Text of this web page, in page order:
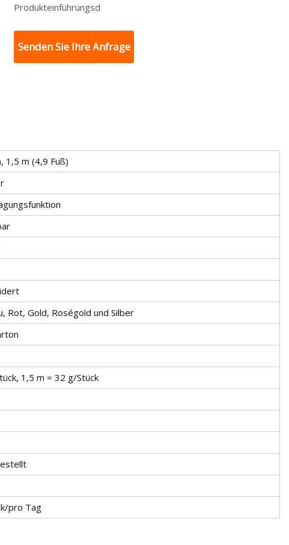
Produkteinführungsd
Senden Sie Ihre Anfrage
1,5 m (4,9 Fuß)
Rot, Gold, Roségold und Silber
1,5 m = 32 g/Stück
pro Tag